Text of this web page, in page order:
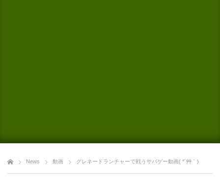
News 動画 グレネードランチャーで戦うサバゲー動画( *´艸｀)